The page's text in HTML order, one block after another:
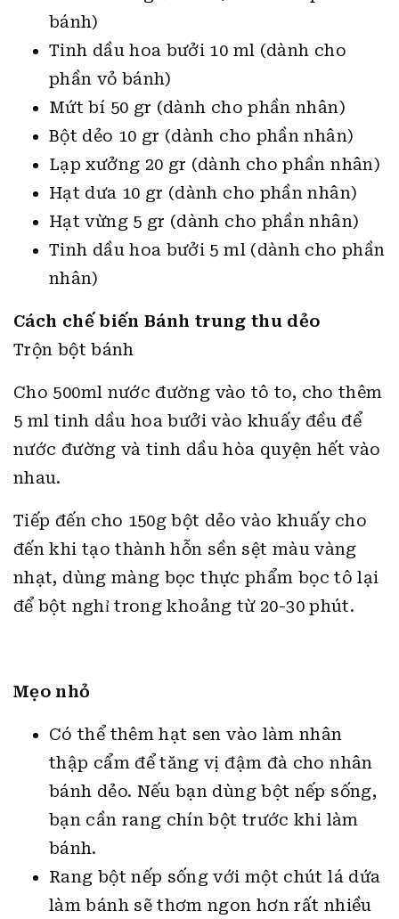
bánh)
Tinh dầu hoa bưởi 10 ml (dành cho
phần vỏ bánh)
Mứt bí 50 gr (dành cho phần nhân)
Bột dẻo 10 gr (dành cho phần nhân)
Lạp xưởng 20 gr (dành cho phần nhân)
Hạt dưa 10 gr (dành cho phần nhân)
Hạt vừng 5 gr (dành cho phần nhân)
Tinh dầu hoa bưởi 5 ml (dành cho phần
nhân)
Cách chế biến Bánh trung thu dẻo
Trộn bột bánh
Cho 500ml nước đường vào tô to, cho thêm
5 ml tinh dầu hoa bưởi vào khuấy đều để
nước đường và tinh dầu hòa quyện hết vào
nhau.
Tiếp đến cho 150g bột dẻo vào khuấy cho
đến khi tạo thành hỗn sền sệt màu vàng
nhạt, dùng màng bọc thực phẩm bọc tô lại
để bột nghỉ trong khoảng từ 20-30 phút.
Mẹo nhỏ
Có thể thêm hạt sen vào làm nhân
thập cẩm để tăng vị đậm đà cho nhân
bánh dẻo. Nếu bạn dùng bột nếp sống,
bạn cần rang chín bột trước khi làm
bánh.
Rang bột nếp sống với một chút lá dứa
làm bánh sẽ thơm ngon hơn rất nhiều